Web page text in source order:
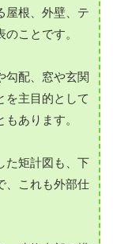
屋根、外壁、テ
ことです。
勾配、窓や玄関
を主目的として
あります。
た矩計図も、下
、これも外部仕